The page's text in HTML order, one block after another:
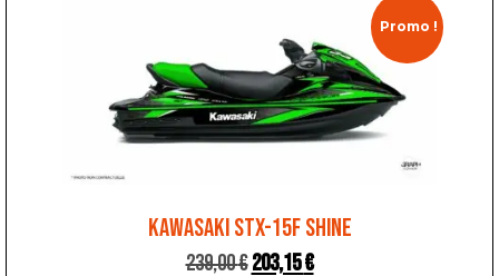
Promo !
KAWASAKI STX-15F SHINE
239,00€203,15€